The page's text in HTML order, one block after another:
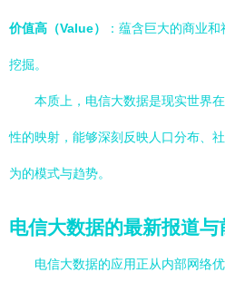
价值高（Value） ：蕴含巨大的商业
挖掘。
本质上，电信大数据是现实世界
性的映射，能够深刻反映人口分布、
为的模式与趋势。
电信大数据的最新报道与
电信大数据的应用正从内部网络